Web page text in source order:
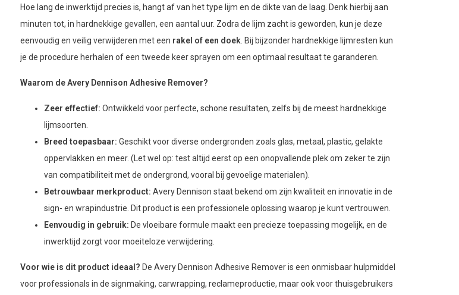
Hoe lang de inwerktijd precies is, hangt af van het type lijm en de dikte van de laag. Denk hierbij aan
minuten tot, in hardnekkige gevallen, een aantal uur. Zodra de lijm zacht is geworden, kun je deze
eenvoudig en veilig verwijderen met een rakel of een doek . Bij bijzonder hardnekkige lijmresten kun
je de procedure herhalen of een tweede keer sprayen om een optimaal resultaat te garanderen.
Waarom de Avery Dennison Adhesive Remover?
Zeer effectief: Ontwikkeld voor perfecte, schone resultaten, zelfs bij de meest hardnekkige
lijmsoorten.
Breed toepasbaar: Geschikt voor diverse ondergronden zoals glas, metaal, plastic, gelakte
oppervlakken en meer. (Let wel op: test altijd eerst op een onopvallende plek om zeker te zijn
van compatibiliteit met de ondergrond, vooral bij gevoelige materialen).
Betrouwbaar merkproduct: Avery Dennison staat bekend om zijn kwaliteit en innovatie in de
sign- en wrapindustrie. Dit product is een professionele oplossing waarop je kunt vertrouwen.
Eenvoudig in gebruik: De vloeibare formule maakt een precieze toepassing mogelijk, en de
inwerktijd zorgt voor moeiteloze verwijdering.
Voor wie is dit product ideaal? De Avery Dennison Adhesive Remover is een onmisbaar hulpmiddel
voor professionals in de signmaking, carwrapping, reclameproductie, maar ook voor thuisgebruikers